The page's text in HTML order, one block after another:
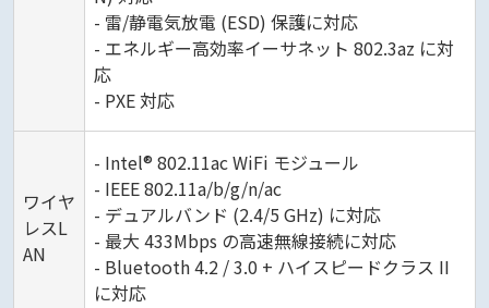
- 雷/静電気放電 (ESD) 保護に対応
- エネルギー高効率イーサネット 802.3az に対
応
- PXE 対応
ワイヤ
レスL
AN
- Intel® 802.11ac WiFi モジュール
- IEEE 802.11a/b/g/n/ac
- デュアルバンド (2.4/5 GHz) に対応
- 最大 433Mbps の高速無線接続に対応
- Bluetooth 4.2 / 3.0 + ハイスピードクラス II
に対応